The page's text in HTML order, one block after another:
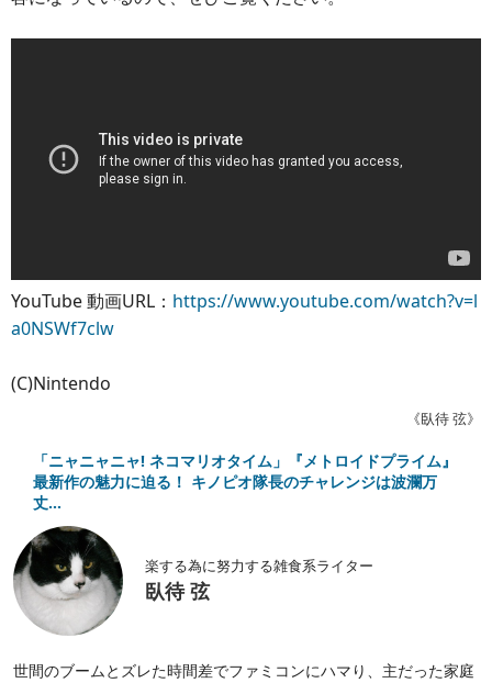
YouTube 動画URL： https://www.youtube.com/watch?v=l
a0NSWf7clw
(C)Nintendo
《臥待 弦》
「ニャニャニャ! ネコマリオタイム」『メトロイドプライム』
最新作の魅力に迫る！ キノピオ隊長のチャレンジは波瀾万
丈…
楽する為に努力する雑食系ライター
臥待 弦
世間のブームとズレた時間差でファミコンにハマり、主だった家庭